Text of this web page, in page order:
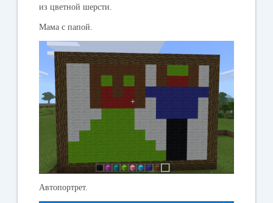
из цветной шерсти.
Мама с папой.
Автопортрет.